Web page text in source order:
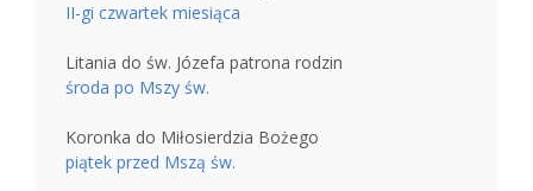
II-gi czwartek miesiąca
Litania do św. Józefa patrona rodzin
środa po Mszy św.
Koronka do Miłosierdzia Bożego
piątek przed Mszą św.